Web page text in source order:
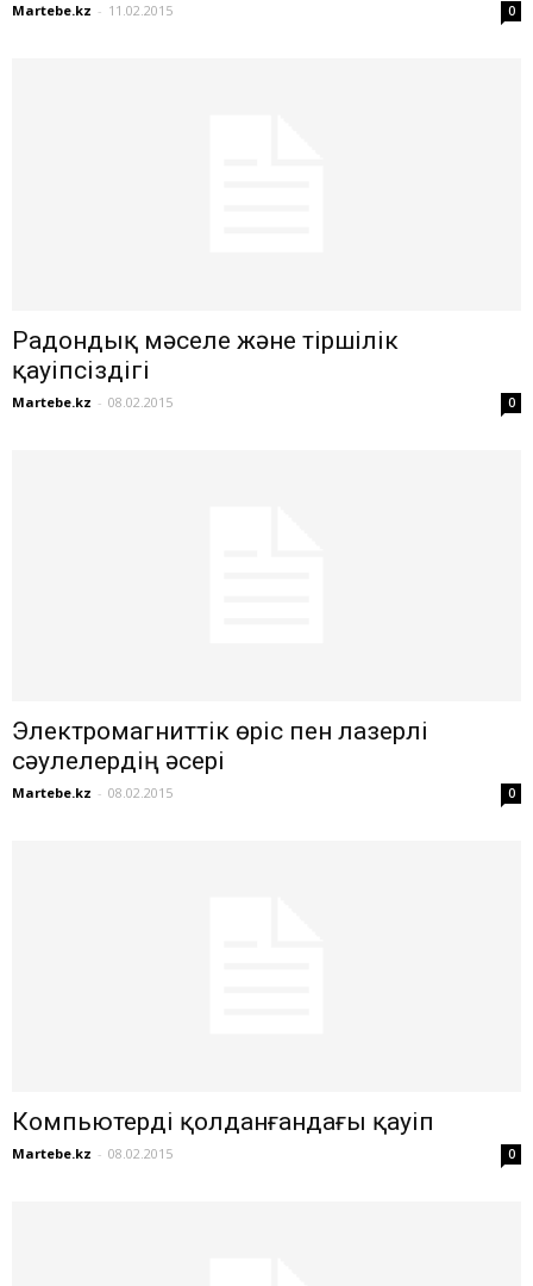
Martebe.kz - 11.02.2015 0
Радондық мәселе және тіршілік
қауіпсіздігі
Martebe.kz - 08.02.2015 0
Электромагниттік өріс пен лазерлі
сәулелердің әсері
Martebe.kz - 08.02.2015 0
Компьютерді қолданғандағы қауіп
Martebe.kz - 08.02.2015 0